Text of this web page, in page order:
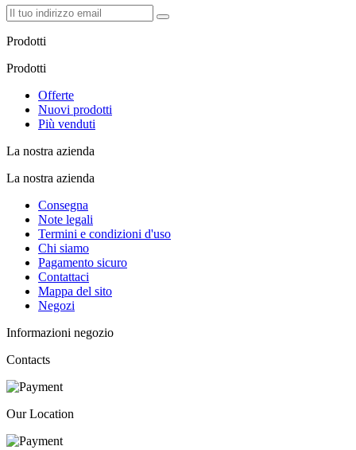
Prodotti
Prodotti
Offerte
Nuovi prodotti
Più venduti
La nostra azienda
La nostra azienda
Consegna
Note legali
Termini e condizioni d'uso
Chi siamo
Pagamento sicuro
Contattaci
Mappa del sito
Negozi
Informazioni negozio
Contacts
Our Location